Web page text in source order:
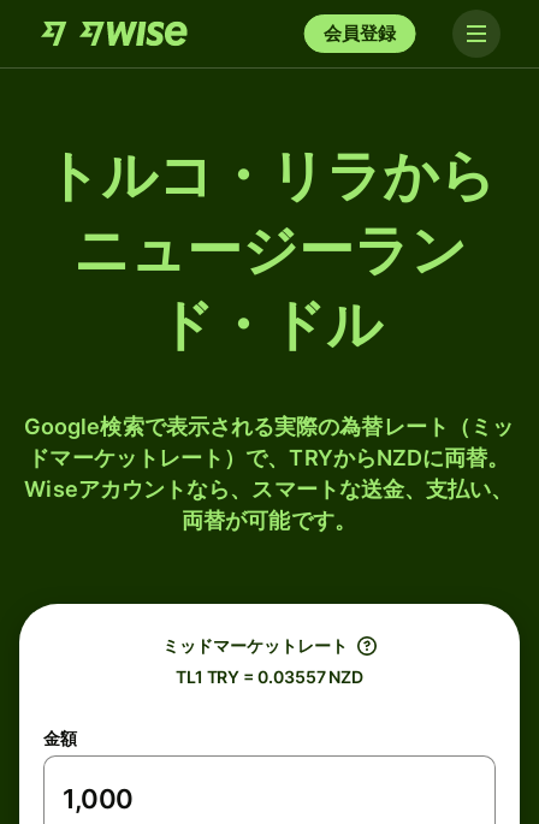
会員登録
トルコ・リラから
ニュージーラン
ド・ドル
Google検索で表示される実際の為替レート（ミッ
ドマーケットレート）で、TRYからNZDに両替。
Wiseアカウントなら、スマートな送金、支払い、
両替が可能です。
ミッドマーケットレート
TL1 TRY = 0.03557 NZD
金額